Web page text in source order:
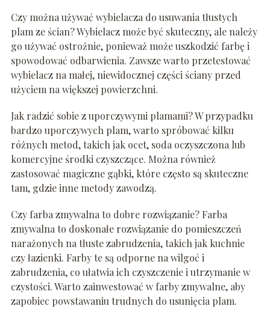
Czy można używać wybielacza do usuwania tłustych
plam ze ścian? Wybielacz może być skuteczny, ale należy
go używać ostrożnie, ponieważ może uszkodzić farbę i
spowodować odbarwienia. Zawsze warto przetestować
wybielacz na małej, niewidocznej części ściany przed
użyciem na większej powierzchni.
Jak radzić sobie z uporczywymi plamami? W przypadku
bardzo uporczywych plam, warto spróbować kilku
różnych metod, takich jak ocet, soda oczyszczona lub
komercyjne środki czyszczące. Można również
zastosować magiczne gąbki, które często są skuteczne
tam, gdzie inne metody zawodzą.
Czy farba zmywalna to dobre rozwiązanie? Farba
zmywalna to doskonałe rozwiązanie do pomieszczeń
narażonych na tłuste zabrudzenia, takich jak kuchnie
czy łazienki. Farby te są odporne na wilgoć i
zabrudzenia, co ułatwia ich czyszczenie i utrzymanie w
czystości. Warto zainwestować w farby zmywalne, aby
zapobiec powstawaniu trudnych do usunięcia plam.